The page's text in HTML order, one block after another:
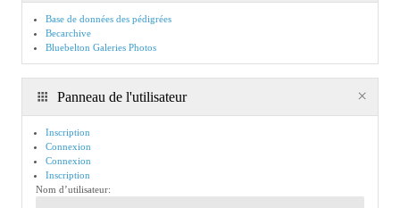
Base de données des pédigrées
Becarchive
Bluebelton Galeries Photos
Panneau de l'utilisateur
Inscription
Connexion
Connexion
Inscription
Nom d’utilisateur: